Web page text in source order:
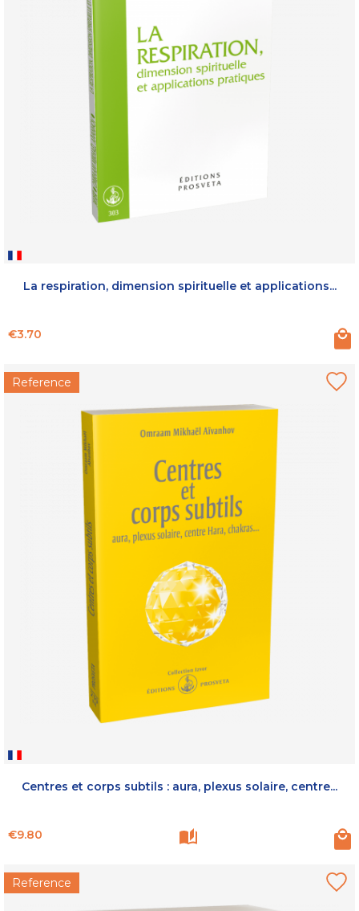
La respiration, dimension spirituelle et applications...
Price
€3.70
Reference
Centres et corps subtils : aura, plexus solaire, centre...
Price
€9.80
Reference